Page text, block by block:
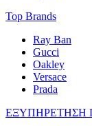
Top Brands
Ray Ban
Gucci
Oakley
Versace
Prada
ΕΞΥΠΗΡΕΤΗΣΗ